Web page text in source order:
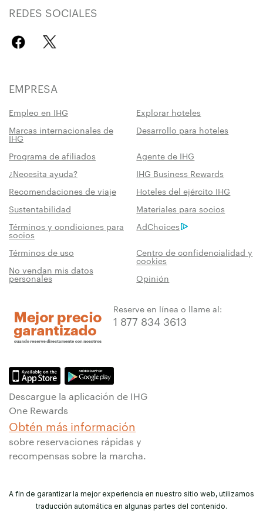
REDES SOCIALES
EMPRESA
Empleo en IHG
Explorar hoteles
Marcas internacionales de
IHG
Desarrollo para hoteles
Programa de afiliados
Agente de IHG
¿Necesita ayuda?
IHG Business Rewards
Recomendaciones de viaje
Hoteles del ejército IHG
Sustentabilidad
Materiales para socios
Términos y condiciones para
socios
AdChoices
Términos de uso Centro de confidencialidad y
cookies
No vendan mis datos
personales Opinión
Reserve en línea o llame al:
1 877 834 3613
Descargue la aplicación de IHG
One Rewards
Obtén más información
sobre reservaciones rápidas y
recompensas sobre la marcha.
A fin de garantizar la mejor experiencia en nuestro sitio web, utilizamos
traducción automática en algunas partes del contenido.